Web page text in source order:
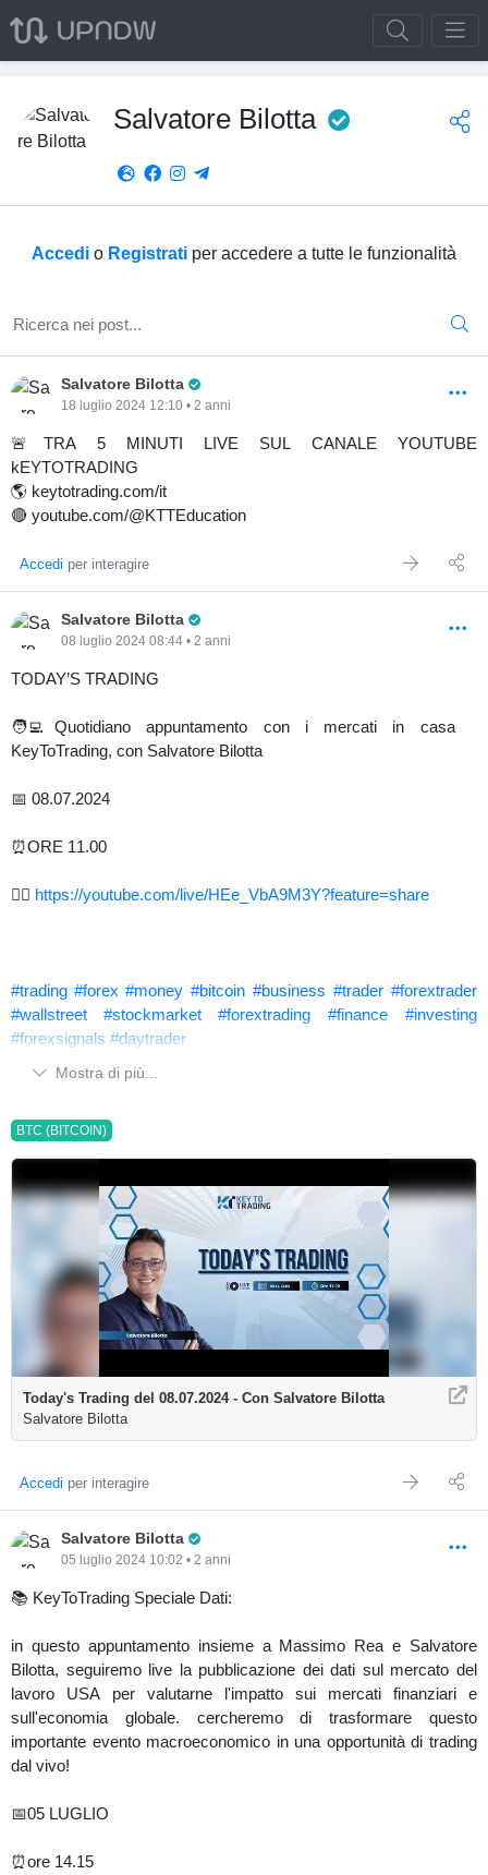
Salvatore Bilotta Pro Trader
Accedi o Registrati per accedere a tutte le funzionalità
Salvatore Bilotta
18 luglio 2024 12:10 • 2 anni
🚨TRA 5 MINUTI LIVE SUL CANALE YOUTUBE
kEYTOTRADING
🌎 keytotrading.com/it
🔴 youtube.com/@KTTEducation
Accedi per interagire
Salvatore Bilotta
08 luglio 2024 08:44 • 2 anni
TODAY’S TRADING
🧑‍💻Quotidiano appuntamento con i mercati in casa
KeyToTrading, con Salvatore Bilotta
📅 08.07.2024
⏰ORE 11.00
👉🏻 https://youtube.com/live/HEe_VbA9M3Y?feature=share
#trading #forex #money #bitcoin #business #trader #forextrader
#wallstreet
#stockmarket #forextrading #finance
#investing
#forexsignals #daytrader
Mostra di più...
BTC (BITCOIN)
Today's Trading del 08.07.2024 - Con Salvatore Bilotta
Salvatore Bilotta
Accedi per interagire
Salvatore Bilotta
05 luglio 2024 10:02 • 2 anni
📚 KeyToTrading Speciale Dati:
in questo appuntamento insieme a Massimo Rea e Salvatore
Bilotta, seguiremo live la pubblicazione dei dati sul mercato del
lavoro USA per valutarne l'impatto sui mercati finanziari e
sull'economia globale. cercheremo di trasformare questo
importante evento macroeconomico in una opportunità di trading
dal vivo!
📅05 LUGLIO
⏰ore 14.15